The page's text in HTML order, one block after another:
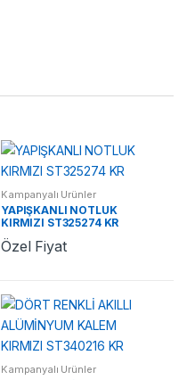
Kampanyalı Ürünler
YAPIŞKANLI NOTLUK
KIRMIZI ST325274 KR
Özel Fiyat
Kampanyalı Ürünler